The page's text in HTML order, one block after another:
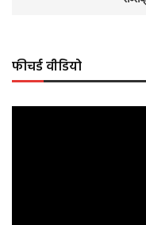
फीचर्ड वीडियो